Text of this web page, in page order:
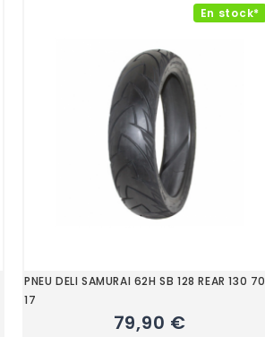
En stock*
PNEU DELI SAMURAI 62H SB 128 REAR 130 70
17
79,90 €